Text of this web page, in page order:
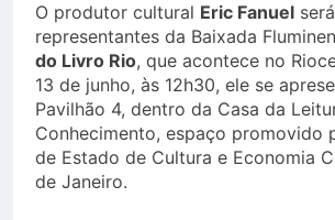
O produtor cultural Eric Fanuel
representantes da Baixada
do Livro Rio, que acontece no
13 de junho, às 12h30, ele se
Pavilhão 4, dentro da Casa da
Conhecimento, espaço promovido
de Estado de Cultura e Economia
de Janeiro.